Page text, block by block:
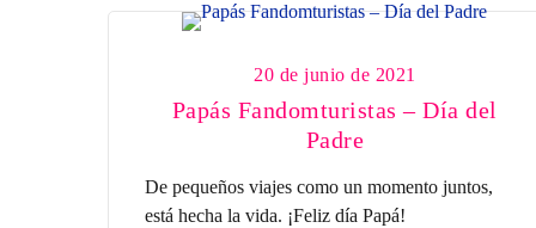
20 de junio de 2021
Papás Fandomturistas – Día del
Padre
De pequeños viajes como un momento juntos,
está hecha la vida. ¡Feliz día Papá!